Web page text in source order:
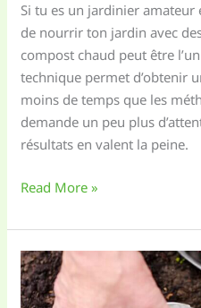
Si tu es un jardinier
de nourrir ton jardin avec
compost chaud peut être
technique permet d’obtenir
moins de temps que les
demande un peu plus
résultats en valent la peine.
Compost
:
Un
engrais
rapide
Read More »